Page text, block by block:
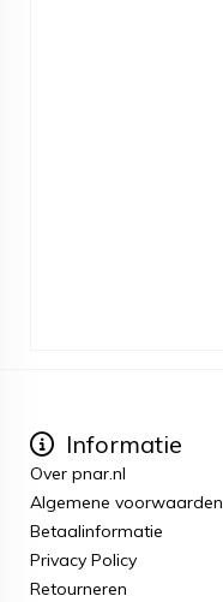
Informatie
Over pnar.nl
Algemene voorwaarden
Betaalinformatie
Privacy Policy
Retourneren